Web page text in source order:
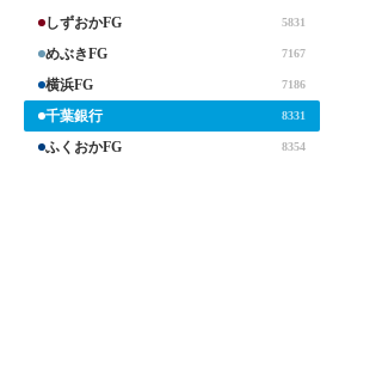
しずおかFG 5831
めぶきFG 7167
横浜FG 7186
千葉銀行 8331
ふくおかFG 8354